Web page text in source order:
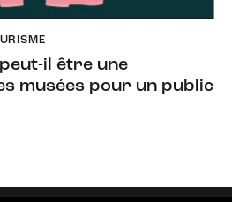
il être une
musées pour un public